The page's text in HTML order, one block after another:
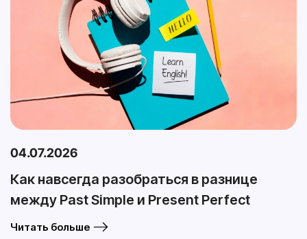
04.07.2026
Как навсегда разобраться в разнице
между Past Simple и Present Perfect
Читать больше